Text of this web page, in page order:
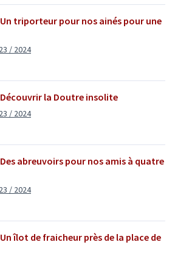
Un triporteur pour nos ainés pour une
/ 2024
Découvrir la Doutre insolite
/ 2024
Des abreuvoirs pour nos amis à quatre
/ 2024
Un îlot de fraicheur près de la place de